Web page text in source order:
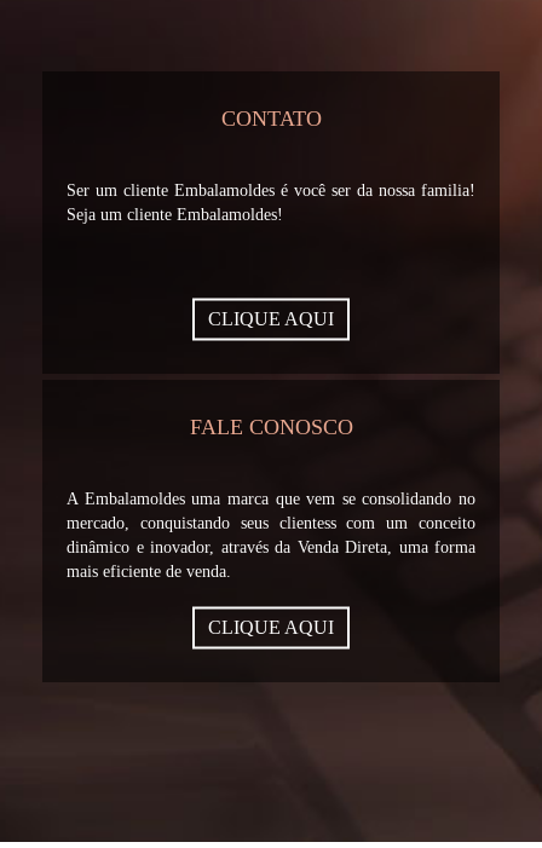
CONTATO
Ser um cliente Embalamoldes é você ser da nossa familia!
Seja um cliente Embalamoldes!
CLIQUE AQUI
FALE CONOSCO
A Embalamoldes uma marca que vem se consolidando no
mercado, conquistando seus clientess com um conceito
dinâmico e inovador, através da Venda Direta, uma forma
mais eficiente de venda.
CLIQUE AQUI